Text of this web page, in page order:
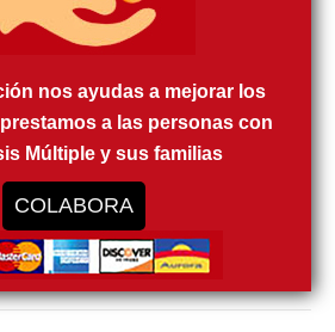
nos ayudas a mejorar los
a las personas con
Múltiple y sus familias
COLABORA